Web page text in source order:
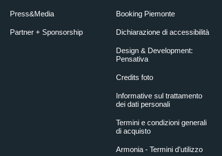
Press&Media
Partner + Sponsorship
Booking Piemonte
Dichiarazione di accessibilità
Design & Development:
Pensativa
Credits foto
Informative sul trattamento
dei dati personali
Termini e condizioni generali
di acquisto
Armonia - Termini d’utilizzo